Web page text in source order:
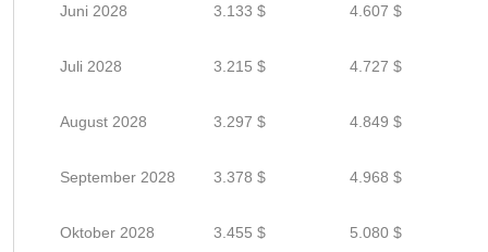
Juni 2028 3.133 $ 4.607 $
Juli 2028 3.215 $ 4.727 $
August 2028 3.297 $ 4.849 $
September 2028 3.378 $ 4.968 $
Oktober 2028 3.455 $ 5.080 $